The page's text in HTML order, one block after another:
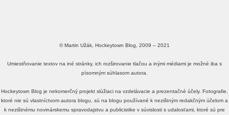
© Martin Užák, Hockeytown Blog, 2009 – 2021
Umiestňovanie textov na iné stránky, ich rozširovanie tlačou a inými médiami je možné iba s
písomným súhlasom autora.
Hockeytown Blog je nekomerčný projekt slúžiaci na vzdelávacie a prezentačné účely. Fotografie,
ktoré nie sú vlastníctvom autora blogu, sú na blogu používané k nezištným redakčným účelom a
k nezištnému novinárskemu spravodajstvu a publicistike v súvislosti s udalosťami, ktoré sú pre